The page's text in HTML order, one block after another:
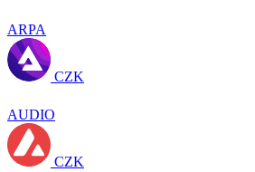
ARPA
CZK
AUDIO
CZK